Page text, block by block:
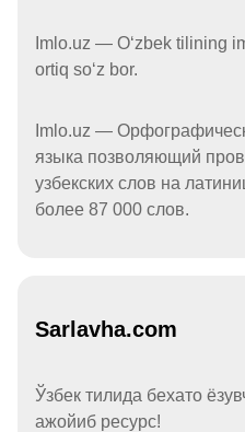
Imlo.uz — Oʻzbek tilining
ortiq soʻz bor.
Imlo.uz —
языка позволяющий
узбекских слов на
более 87 000 слов.
Sarlavha.com
Ўзбек тилида бехато
ажойиб ресурс!